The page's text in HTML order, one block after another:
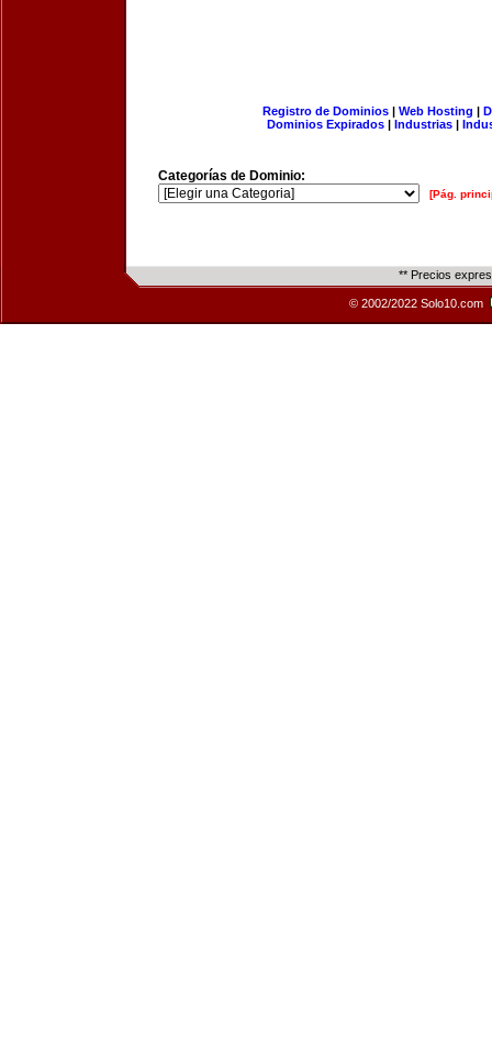
Registro de Dominios| Web Hosting |
Dominios Expirados | Industrias |
Categorías de Dominio:
[Pág.
** Precios
© 2002/2022 Solo10.com